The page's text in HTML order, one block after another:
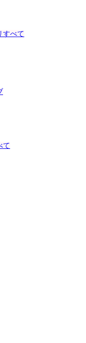
すべて
て